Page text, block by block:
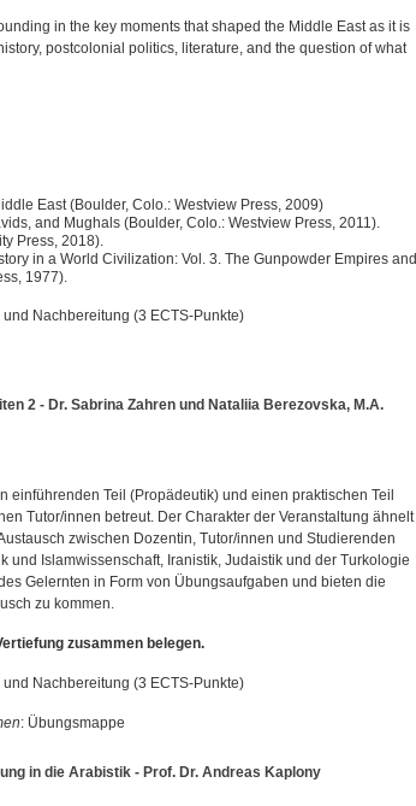
in the key moments that shaped the Middle East as it is
postcolonial politics, literature, and the question of what
East (Boulder, Colo.: Westview Press, 2009)
and Mughals (Boulder, Colo.: Westview Press, 2011).
Press, 2018).
in a World Civilization: Vol. 3. The Gunpowder Empires and
1977).
Nachbereitung (3 ECTS-Punkte)
2 - Dr. Sabrina Zahren und Nataliia Berezovska, M.A.
Teil (Propädeutik) und einen praktischen Teil
Tutor/innen betreut. Der Charakter der Veranstaltung ähnelt
zwischen Dozentin, Tutor/innen und Studierenden
Islamwissenschaft, Iranistik, Judaistik und der Turkologie
Gelernten in Form von Übungsaufgaben und bieten die
zu kommen.
zusammen belegen.
Nachbereitung (3 ECTS-Punkte)
: Übungsmappe
in die Arabistik - Prof. Dr. Andreas Kaplony